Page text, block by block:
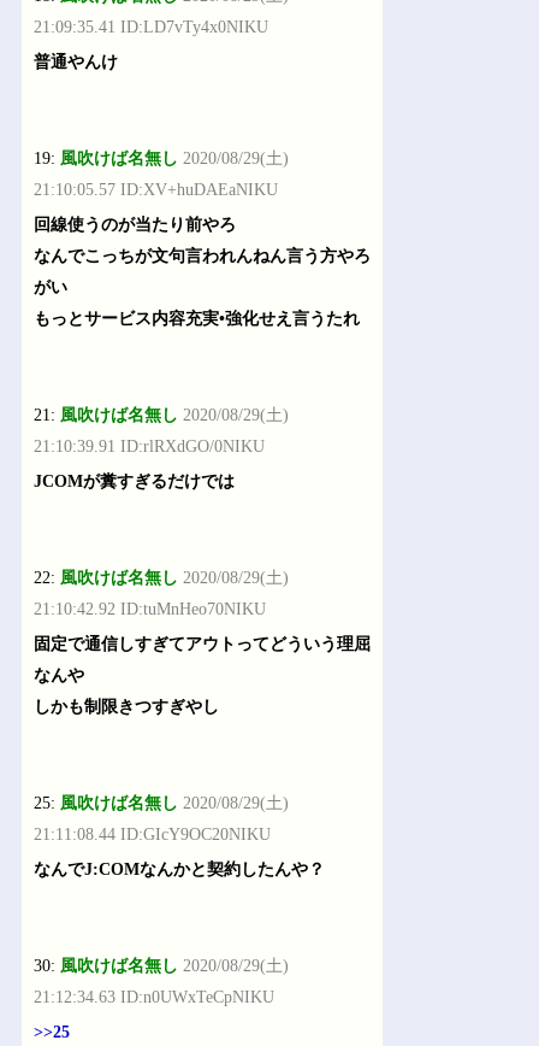
21:09:35.41 ID:LD7vTy4x0NIKU
普通やんけ
19: 風吹けば名無し 2020/08/29(土)
21:10:05.57 ID:XV+huDAEaNIKU
回線使うのが当たり前やろ
なんでこっちが文句言われんねん言う方やろ
がい
もっとサービス内容充実•強化せえ言うたれ
21: 風吹けば名無し 2020/08/29(土)
21:10:39.91 ID:rlRXdGO/0NIKU
JCOMが糞すぎるだけでは
22: 風吹けば名無し 2020/08/29(土)
21:10:42.92 ID:tuMnHeo70NIKU
固定で通信しすぎてアウトってどういう理屈
なんや
しかも制限きつすぎやし
25: 風吹けば名無し 2020/08/29(土)
21:11:08.44 ID:GIcY9OC20NIKU
なんでJ:COMなんかと契約したんや？
30: 風吹けば名無し 2020/08/29(土)
21:12:34.63 ID:n0UWxTeCpNIKU
>>25